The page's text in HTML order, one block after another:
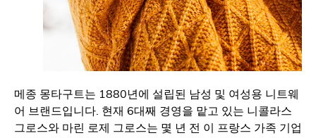
메종 몽타구트는 1880년에 설립된 남성 및 여성용 니트웨
어 브랜드입니다. 현재 6대째 경영을 맡고 있는 니콜라스
그로스와 마린 로제 그로스는 몇 년 전 이 프랑스 가족 기업